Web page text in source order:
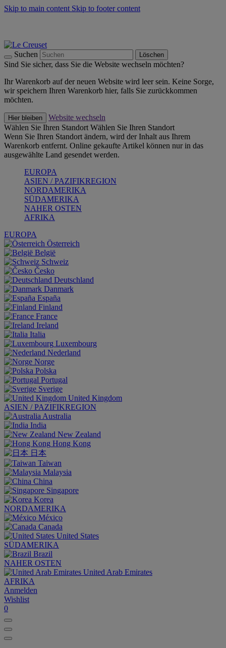
Skip to main content Skip to footer content
Suchen Löschen
Sind Sie sicher, dass Sie die Website wechseln möchten?
Ihr Warenkorb auf der neuen Website wird leer sein. Keine Sorge,
wir speichern Ihren Warenkorb hier, falls Sie zurückkommen
möchten.
Hier bleiben
Website wechseln
Wählen Sie Ihren Standort Wählen Sie Ihren Standort
Wenn Sie Ihren Standort ändern, wird der Inhalt aus Ihrem
Warenkorb entfernt. Online gekaufte Artikel können nur in das
ausgewählte Land gesendet werden.
EUROPA
ASIEN / PAZIFIKREGION
NORDAMERIKA
SÜDAMERIKA
NAHER OSTEN
AFRIKA
EUROPA
Österreich
België
Schweiz
Česko
Deutschland
Danmark
España
Finland
France
Ireland
Italia
Luxembourg
Nederland
Norge
Polska
Portugal
Sverige
United Kingdom
ASIEN / PAZIFIKREGION
Australia
India
New Zealand
Hong Kong
日本
Taiwan
Malaysia
China
Singapore
Korea
NORDAMERIKA
México
Canada
United States
SÜDAMERIKA
Brazil
NAHER OSTEN
United Arab Emirates
AFRIKA
Anmelden
Wishlist
0